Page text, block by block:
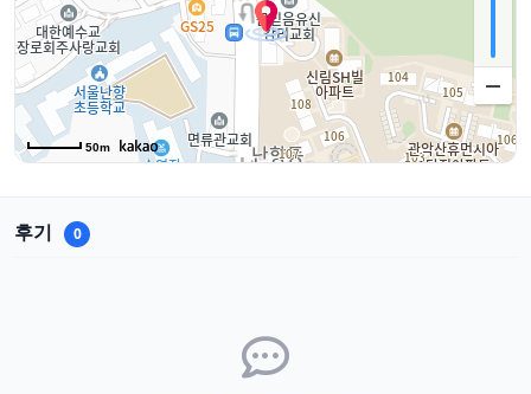
50m
후기 0